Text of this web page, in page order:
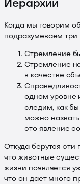
Иерархии
Когда мы говорим
подразумеваем три
Стремление
Стремление
в качестве
одном уровне
следим, как
можно
это явление
Откуда берутся
что животные
жизни появляется
что он дает много